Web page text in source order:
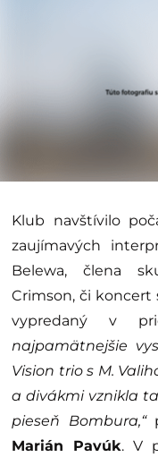
Klub navštívilo
zaujímavých
Belewa, člena
Crimson, či koncert
vypredaný v
najpamätnejšie
Vision trio s M.
a divákmi vznikla
pieseň Bombura,“
Marián Pavúk. V